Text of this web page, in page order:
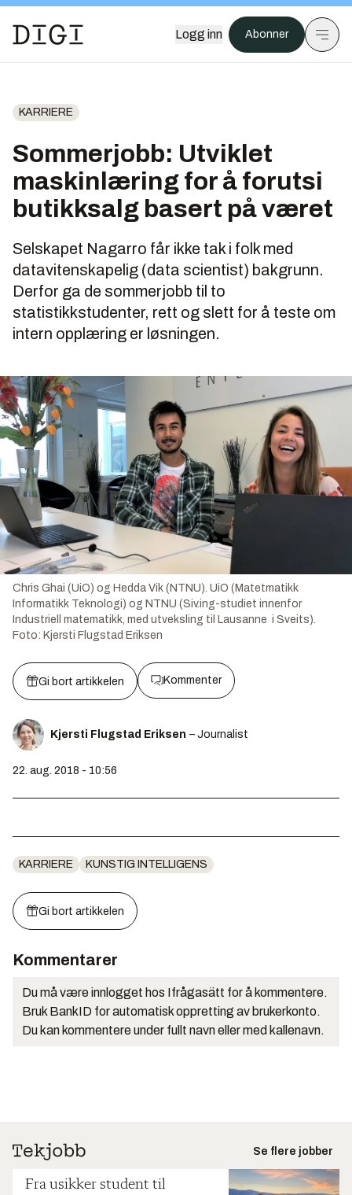
Logg inn Abonner
KARRIERE
Sommerjobb: Utviklet
maskinlæring for å forutsi
butikksalg basert på været
Selskapet Nagarro får ikke tak i folk med
datavitenskapelig (data scientist) bakgrunn.
Derfor ga de sommerjobb til to
statistikkstudenter, rett og slett for å teste om
intern opplæring er løsningen.
Chris Ghai (UiO) og Hedda Vik (NTNU). UiO (Matetmatikk
Informatikk Teknologi) og NTNU (Siv.ing-studiet innenfor
Industriell matematikk, med utveksling til Lausanne i Sveits).
Foto: Kjersti Flugstad Eriksen
Gi bort artikkelen Kommenter
Kjersti Flugstad Eriksen – Journalist
22. aug. 2018 - 10:56
KARRIERE KUNSTIG INTELLIGENS
Gi bort artikkelen
Kommentarer
Du må være innlogget hos Ifrågasätt for å kommentere.
Bruk BankID for automatisk oppretting av brukerkonto.
Du kan kommentere under fullt navn eller med kallenavn.
Se flere jobber
Fra usikker student til